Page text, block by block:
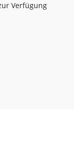
Verfügung